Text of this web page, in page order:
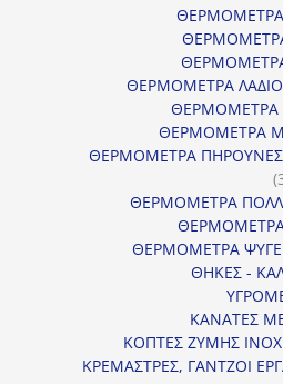
ΘΕΡΜΟΜΕΤΡΑ
ΘΕΡΜΟΜΕΤΡΑ
ΘΕΡΜΟΜΕΤΡΑ
ΘΕΡΜΟΜΕΤΡΑ ΠΗΡΟΥΝΕΣ
ΘΕΡΜΟΜΕΤΡΑ
ΘΕΡΜΟΜΕΤΡΑ
ΘΗΚΕΣ -
ΚΑΝΑΤΕΣ
ΚΟΠΤΕΣ ΖΥΜΗΣ INOX
ΚΡΕΜΑΣΤΡΕΣ, ΓΑΝΤΖΟΙ